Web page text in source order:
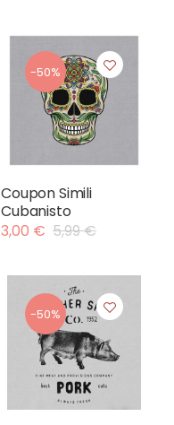
-50%
Coupon Simili
Cubanisto
3,00 € 5,99 €
-50%